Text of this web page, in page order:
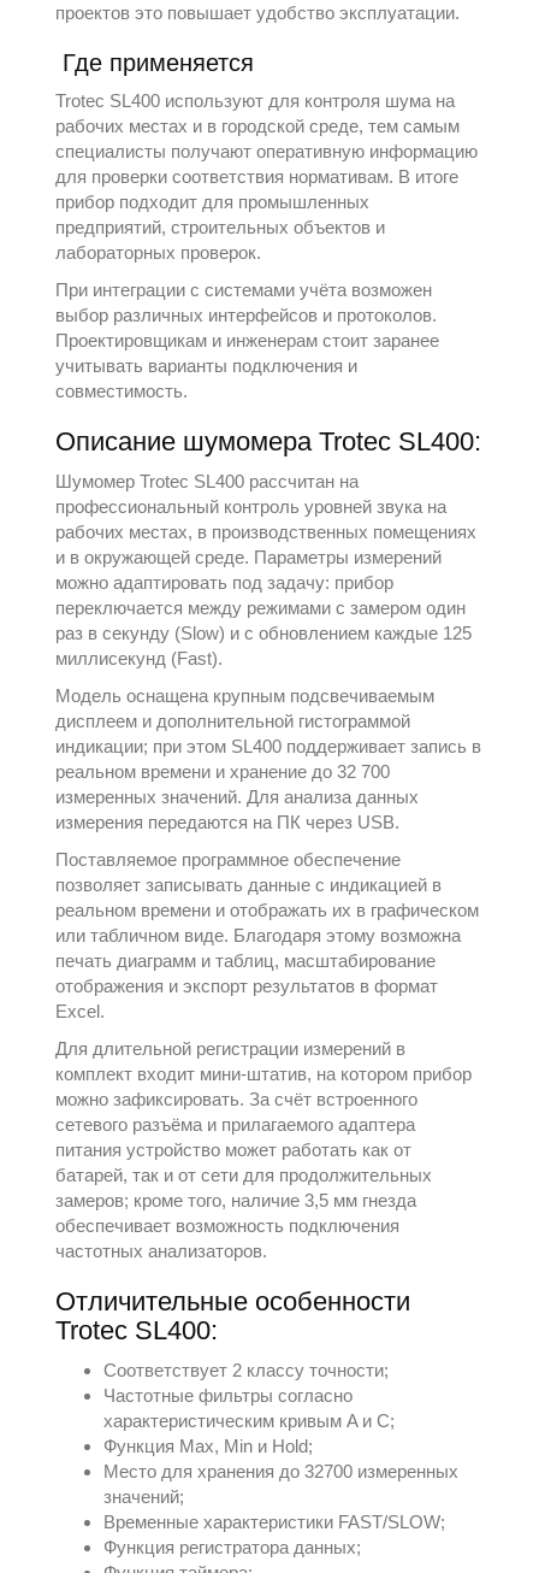
проектов это повышает удобство эксплуатации.
Где применяется
Trotec SL400 используют для контроля шума на
рабочих местах и в городской среде, тем самым
специалисты получают оперативную информацию
для проверки соответствия нормативам. В итоге
прибор подходит для промышленных
предприятий, строительных объектов и
лабораторных проверок.
При интеграции с системами учёта возможен
выбор различных интерфейсов и протоколов.
Проектировщикам и инженерам стоит заранее
учитывать варианты подключения и
совместимость.
Описание шумомера Trotec SL400:
Шумомер Trotec SL400 рассчитан на
профессиональный контроль уровней звука на
рабочих местах, в производственных помещениях
и в окружающей среде. Параметры измерений
можно адаптировать под задачу: прибор
переключается между режимами с замером один
раз в секунду (Slow) и с обновлением каждые 125
миллисекунд (Fast).
Модель оснащена крупным подсвечиваемым
дисплеем и дополнительной гистограммой
индикации; при этом SL400 поддерживает запись в
реальном времени и хранение до 32 700
измеренных значений. Для анализа данных
измерения передаются на ПК через USB.
Поставляемое программное обеспечение
позволяет записывать данные с индикацией в
реальном времени и отображать их в графическом
или табличном виде. Благодаря этому возможна
печать диаграмм и таблиц, масштабирование
отображения и экспорт результатов в формат
Excel.
Для длительной регистрации измерений в
комплект входит мини-штатив, на котором прибор
можно зафиксировать. За счёт встроенного
сетевого разъёма и прилагаемого адаптера
питания устройство может работать как от
батарей, так и от сети для продолжительных
замеров; кроме того, наличие 3,5 мм гнезда
обеспечивает возможность подключения
частотных анализаторов.
Отличительные особенности
Trotec SL400:
Соответствует 2 классу точности;
Частотные фильтры согласно
характеристическим кривым A и C;
Функция Max, Min и Hold;
Место для хранения до 32700 измеренных
значений;
Временные характеристики FAST/SLOW;
Функция регистратора данных;